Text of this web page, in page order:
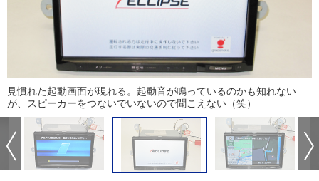
見慣れた起動画面が現れる。起動音が鳴っているのかも知れない
が、スピーカーをつないでいないので聞こえない（笑）